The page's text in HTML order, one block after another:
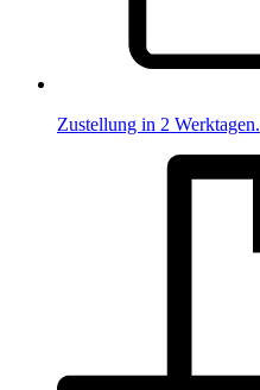
Zustellung in 2 Werktagen.